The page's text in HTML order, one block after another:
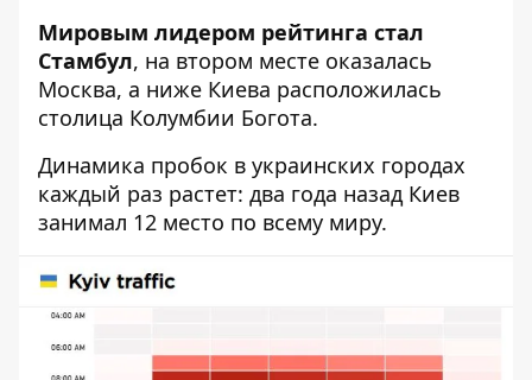
Мировым лидером рейтинга стал
Стамбул, на втором месте оказалась
Москва, а ниже Киева расположилась
столица Колумбии Богота.
Динамика пробок в украинских городах
каждый раз растет: два года назад Киев
занимал 12 место по всему миру.